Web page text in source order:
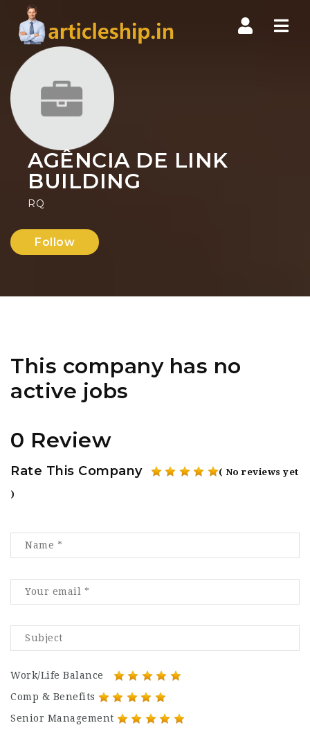
AGÊNCIA DE LINK
BUILDING
RQ
Follow
This company has no
active jobs
0 Review
Rate This Company ( No reviews yet
)
Work/Life Balance
Comp & Benefits
Senior Management